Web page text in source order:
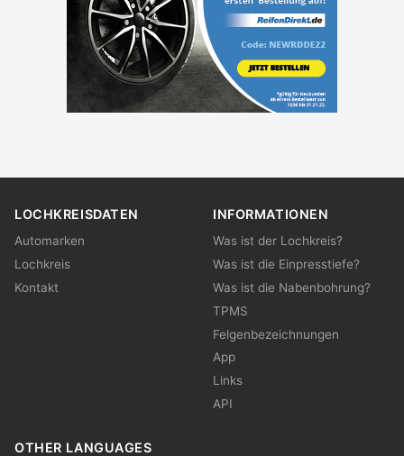
LOCHKREISDATEN
Automarken
Lochkreis
Kontakt
INFORMATIONEN
Was ist der Lochkreis?
Was ist die Einpresstiefe?
Was ist die Nabenbohrung?
TPMS
Felgenbezeichnungen
App
Links
API
OTHER LANGUAGES